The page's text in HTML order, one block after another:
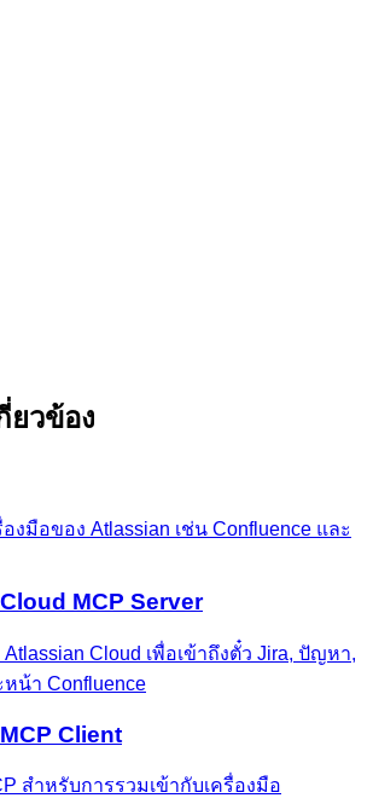
ยวข้อง
งมือของ Atlassian เช่น Confluence และ
MCP Server
Cloud เพื่อเข้าถึงตั๋ว Jira, ปัญหา,
หน้า Confluence
Client
สำหรับการรวมเข้ากับเครื่องมือ